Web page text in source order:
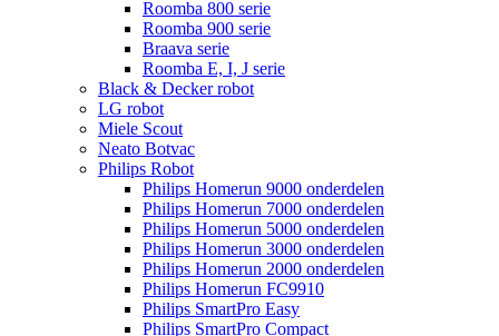
Roomba 800 serie
Roomba 900 serie
Braava serie
Roomba E, I, J serie
Black & Decker robot
LG robot
Miele Scout
Neato Botvac
Philips Robot
Philips Homerun 9000 onderdelen
Philips Homerun 7000 onderdelen
Philips Homerun 5000 onderdelen
Philips Homerun 3000 onderdelen
Philips Homerun 2000 onderdelen
Philips Homerun FC9910
Philips SmartPro Easy
Philips SmartPro Compact